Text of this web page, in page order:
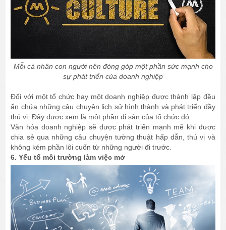
Mỗi cá nhân con người nên đóng góp một phần sức mạnh cho
sự phát triển của doanh nghiệp
Đối với một tổ chức hay một doanh nghiệp được thành lập đều
ẩn chứa những câu chuyện lịch sử hình thành và phát triển đầy
thú vị. Đây được xem là một phần di sản của tổ chức đó.
Văn hóa doanh nghiệp sẽ được phát triển mạnh mẽ khi được
chia sẻ qua những câu chuyện tường thuật hấp dẫn, thú vị và
không kém phần lôi cuốn từ những người đi trước.
6. Yếu tố môi trường làm việc mở